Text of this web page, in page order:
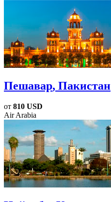
Пешавар, Пакистан
от 810 USD
Air Arabia